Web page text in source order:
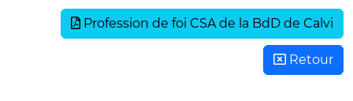
Profession de foi CSA de la BdD de Calvi
Retour